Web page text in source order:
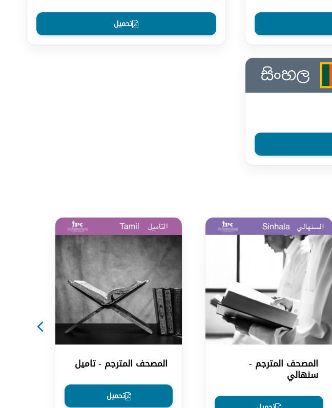
تحميل
المصحف المترجم - تاميل
تحميل
المصحف المترجم -
سنهالي